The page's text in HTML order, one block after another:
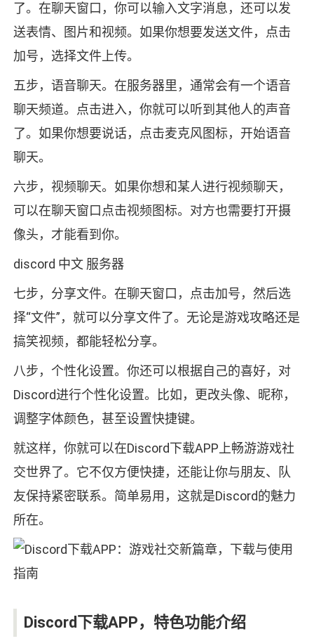
了。在聊天窗口，你可以输入文字消息，还可以发
送表情、图片和视频。如果你想要发送文件，点击
加号，选择文件上传。
五步，语音聊天。在服务器里，通常会有一个语音
聊天频道。点击进入，你就可以听到其他人的声音
了。如果你想要说话，点击麦克风图标，开始语音
聊天。
六步，视频聊天。如果你想和某人进行视频聊天，
可以在聊天窗口点击视频图标。对方也需要打开摄
像头，才能看到你。
discord 中文 服务器
七步，分享文件。在聊天窗口，点击加号，然后选
择“文件”，就可以分享文件了。无论是游戏攻略还是
搞笑视频，都能轻松分享。
八步，个性化设置。你还可以根据自己的喜好，对
Discord进行个性化设置。比如，更改头像、昵称，
调整字体颜色，甚至设置快捷键。
就这样，你就可以在Discord下载APP上畅游游戏社
交世界了。它不仅方便快捷，还能让你与朋友、队
友保持紧密联系。简单易用，这就是Discord的魅力
所在。
Discord下载APP，特色功能介绍